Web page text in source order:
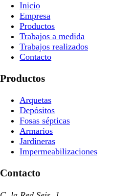
Inicio
Empresa
Productos
Trabajos a medida
Trabajos realizados
Contacto
Productos
Arquetas
Depósitos
Fosas sépticas
Armarios
Jardineras
Impermeabilizaciones
Contacto